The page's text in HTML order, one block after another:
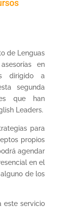
de Lenguas
en
dirigido a
segunda
que han
Leaders.
para
propios
agendar
en el
de los
este servicio